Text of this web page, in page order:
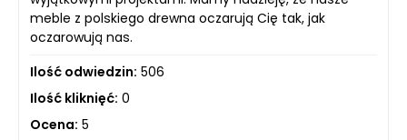
meble z polskiego drewna oczarują Cię tak, jak
oczarowują nas.
Ilość odwiedzin: 506
Ilość kliknięć: 0
Ocena: 5